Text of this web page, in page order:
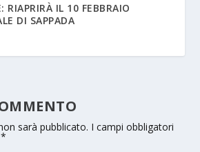
RIAPRIRÀ IL 10 FEBBRAIO
DI SAPPADA
sarà pubblicato. I campi obbligatori
*